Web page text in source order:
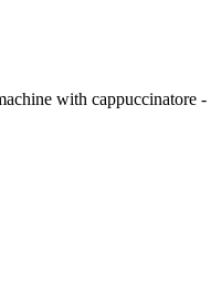
with cappuccinatore -